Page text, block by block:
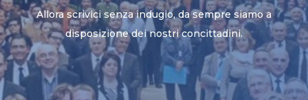
Allora scrivici senza indugio, da sempre siamo a
disposizione dei nostri concittadini.